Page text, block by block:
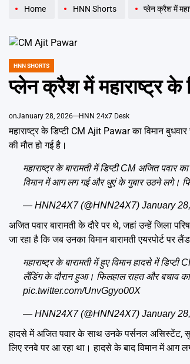
Home HNN Shorts प्लेन क्रैश में
POSTED
HNN SHORTS
प्लेन क्रैश में महाराष्ट्र
onJanuary 28, 2026 HNN 24x7 Desk
महाराष्ट्र के डिप्टी CM Ajit Pawar का विमान
की मौत हो गई है।
महाराष्ट्र के बारामती में डिप्टी CM अजित
विमान में आग लग गई और धुएं के गुबार उठने लगे।
— HNN24X7 (@HNN24X7) January
अजित पवार बारामती के दौरे पर थे, जहां उन्हें जिला
जा रहा है कि जब उनका विमान बारामती एयरपोर्ट
महाराष्ट्र के बारामती में हुए विमान हादसे में
लैंडिंग के दौरान हुआ। फिलहाल राहत और बचाव
pic.twitter.com/UnvGgyo00X
— HNN24X7 (@HNN24X7) January
हादसे में अजित पवार के साथ उनके पर्सनल असिस्टेंट,
लिए रनवे पर आ रहा था। हादसे के बाद विमान में आग